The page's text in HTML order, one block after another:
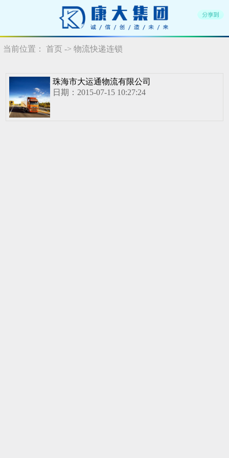
当前位置： 首页 -> 物流快递连锁
珠海市大运通物流有限公司
日期：2015-07-15 10:27:24